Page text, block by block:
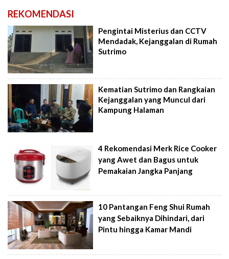
REKOMENDASI
Pengintai Misterius dan CCTV
Mendadak, Kejanggalan di Rumah
Sutrimo
Kematian Sutrimo dan Rangkaian
Kejanggalan yang Muncul dari
Kampung Halaman
4 Rekomendasi Merk Rice Cooker
yang Awet dan Bagus untuk
Pemakaian Jangka Panjang
10 Pantangan Feng Shui Rumah
yang Sebaiknya Dihindari, dari
Pintu hingga Kamar Mandi